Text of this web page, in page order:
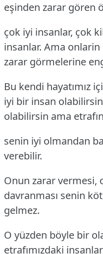
eşinden zarar gören
çok iyi insanlar, çok
insanlar. Ama
zarar görmelerine
Bu kendi hayatımız
iyi bir insan
olabilirsin ama
senin iyi olmandan
verebilir.
Onun zarar vermesi,
davranması senin
gelmez.
O yüzden böyle bir
etrafımızdaki